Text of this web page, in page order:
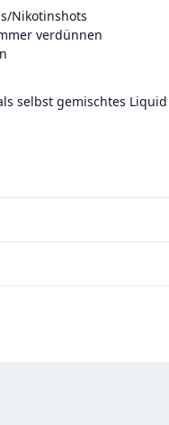
Nikotinshots
verdünnen
selbst gemischtes